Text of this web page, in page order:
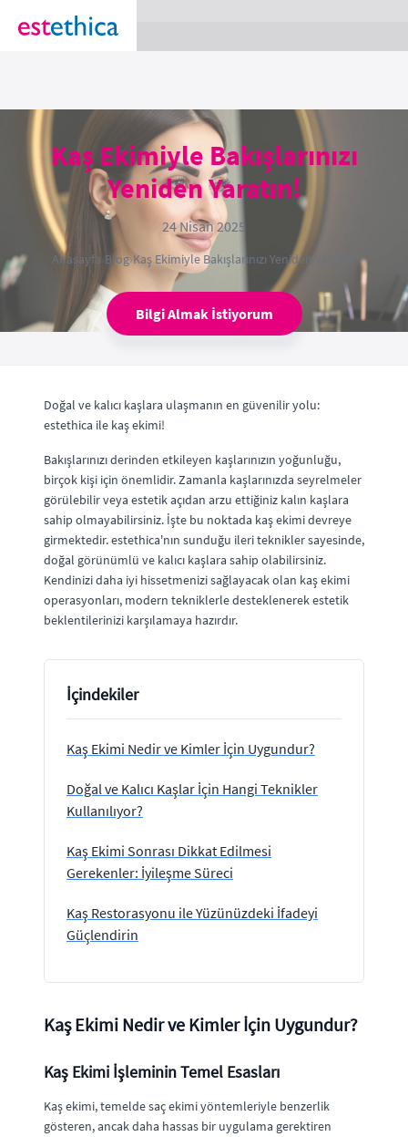
section Service {
Kaş Ekimiyle Bakışlarınızı
Yeniden Yaratın!
24 Nisan 2025
Anasayfa›Blog›Kaş Ekimiyle Bakışlarınızı Yeniden Yaratın!
Bilgi Almak İstiyorum
Doğal ve kalıcı kaşlara ulaşmanın en güvenilir yolu:
estethica ile kaş ekimi!
Bakışlarınızı derinden etkileyen kaşlarınızın yoğunluğu,
birçok kişi için önemlidir. Zamanla kaşlarınızda seyrelmeler
görülebilir veya estetik açıdan arzu ettiğiniz kalın kaşlara
sahip olmayabilirsiniz. İşte bu noktada kaş ekimi devreye
girmektedir. estethica'nın sunduğu ileri teknikler sayesinde,
doğal görünümlü ve kalıcı kaşlara sahip olabilirsiniz.
Kendinizi daha iyi hissetmenizi sağlayacak olan kaş ekimi
operasyonları, modern tekniklerle desteklenerek estetik
beklentilerinizi karşılamaya hazırdır.
İçindekiler
Kaş Ekimi Nedir ve Kimler İçin Uygundur?
Doğal ve Kalıcı Kaşlar İçin Hangi Teknikler
Kullanılıyor?
Kaş Ekimi Sonrası Dikkat Edilmesi
Gerekenler: İyileşme Süreci
Kaş Restorasyonu ile Yüzünüzdeki İfadeyi
Güçlendirin
Kaş Ekimi Nedir ve Kimler İçin Uygundur?
Kaş Ekimi İşleminin Temel Esasları
Kaş ekimi, temelde saç ekimi yöntemleriyle benzerlik
gösteren, ancak daha hassas bir uygulama gerektiren